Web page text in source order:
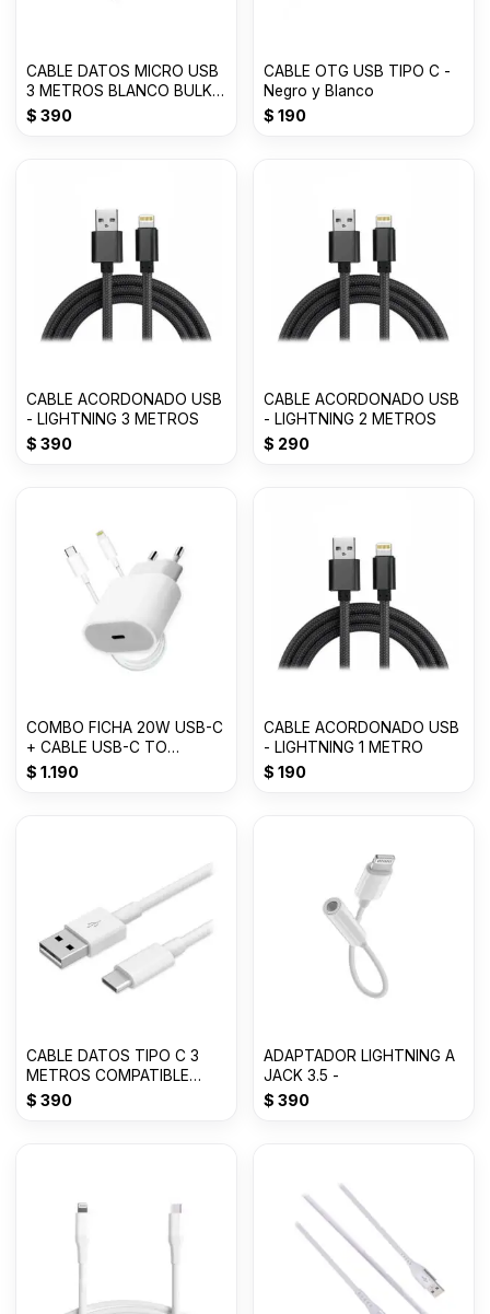
CABLE DATOS MICRO USB
3 METROS BLANCO BULK
JK
$ 390
CABLE OTG USB TIPO C -
Negro y Blanco
$ 190
CABLE ACORDONADO USB
- LIGHTNING 3 METROS
$ 390
CABLE ACORDONADO USB
- LIGHTNING 2 METROS
$ 290
COMBO FICHA 20W USB-C
+ CABLE USB-C TO
LIGHTNING - TOMATE
$ 1.190
CABLE ACORDONADO USB
- LIGHTNING 1 METRO
$ 190
CABLE DATOS TIPO C 3
METROS COMPATIBLE
BLANCO JK
$ 390
ADAPTADOR LIGHTNING A
JACK 3.5 -
$ 390